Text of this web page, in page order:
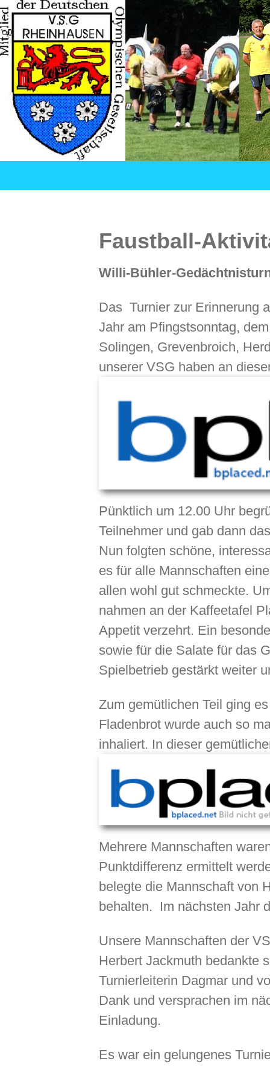
Faustball-
Willi-Bühler-
Das Turnier zur Erinnerung
Jahr am Pfingstsonntag,
Solingen, Grevenbroich,
unserer VSG haben an
Pünktlich um 12.00 Uhr
Teilnehmer und gab dann
Nun folgten schöne,
es für alle Mannschaften
allen wohl gut schmeckte.
nahmen an der Kaffeetafel
Appetit verzehrt. Ein
sowie für die Salate für das
Spielbetrieb gestärkt weiter
Zum gemütlichen Teil ging
Fladenbrot wurde auch so
inhaliert. In dieser
Mehrere Mannschaften
Punktdifferenz ermittelt
belegte die Mannschaft von
behalten. Im nächsten Jahr
Unsere Mannschaften der
Herbert Jackmuth bedankte
Turnierleiterin Dagmar und
Dank und versprachen im
Einladung.
Es war ein gelungenes